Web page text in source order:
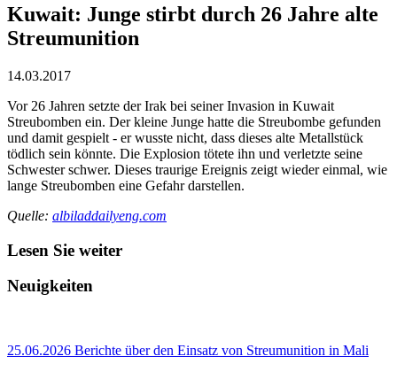
Kuwait: Junge stirbt durch 26 Jahre alte
Streumunition
14.03.2017
Vor 26 Jahren setzte der Irak bei seiner Invasion in Kuwait
Streubomben ein. Der kleine Junge hatte die Streubombe gefunden
und damit gespielt - er wusste nicht, dass dieses alte Metallstück
tödlich sein könnte. Die Explosion tötete ihn und verletzte seine
Schwester schwer. Dieses traurige Ereignis zeigt wieder einmal, wie
lange Streubomben eine Gefahr darstellen.
Quelle: albiladdailyeng.com
Lesen Sie weiter
Neuigkeiten
25.06.2026 Berichte über den Einsatz von Streumunition in Mali